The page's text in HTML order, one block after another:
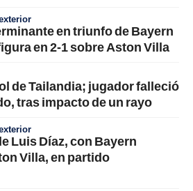
en triunfo de Bayern
en 2-1 sobre Aston Villa
de Tailandia; jugador falleció
tras impacto de un rayo
Luis Díaz, con Bayern
Villa, en partido